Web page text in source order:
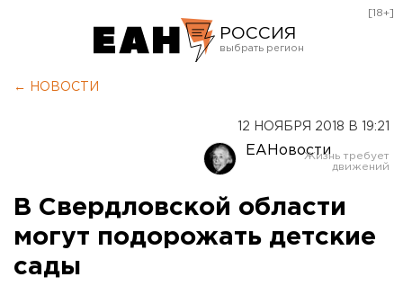
РОССИЯ
Оренбург
[18+]
← НОВОСТИ
12 НОЯБРЯ 2018 В 19:21
ЕАНовости
В Свердловской области
могут подорожать детские
сады